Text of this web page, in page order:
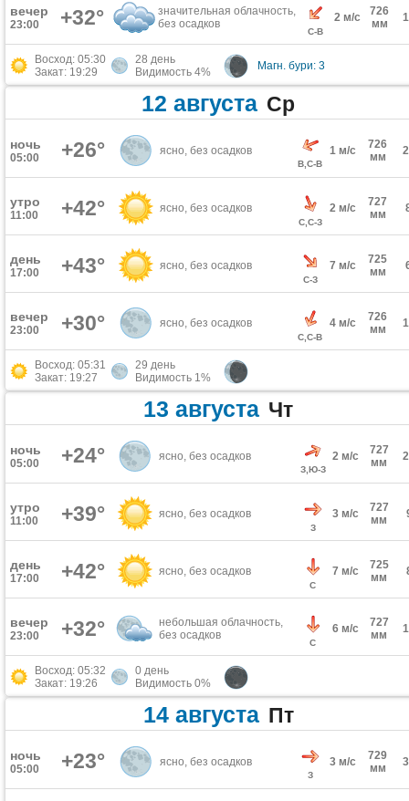
вечер
23:00 +32°
значительная облачность,
без осадков
С-В
2 м/с
726
мм
Восход: 05:30
Закат: 19:29
28 день
Видимость 4%
Магн. бури: 3
12 августа Ср
ночь
05:00 +26° ясно, без осадков
В,С-В
1 м/с
726
мм
утро
11:00 +42° ясно, без осадков
С,С-З
2 м/с
727
мм
день
17:00 +43° ясно, без осадков
С-З
7 м/с
725
мм
вечер
23:00 +30° ясно, без осадков
С,С-В
4 м/с
726
мм
Восход: 05:31
Закат: 19:27
29 день
Видимость 1%
13 августа Чт
ночь
05:00 +24° ясно, без осадков
З,Ю-З
2 м/с
727
мм
утро
11:00 +39° ясно, без осадков
З
3 м/с
727
мм
день
17:00 +42° ясно, без осадков
С
7 м/с
725
мм
вечер
23:00 +32°
небольшая облачность,
без осадков
С
6 м/с
727
мм
Восход: 05:32
Закат: 19:26
0 день
Видимость 0%
14 августа Пт
ночь
05:00 +23° ясно, без осадков
З
3 м/с
729
мм